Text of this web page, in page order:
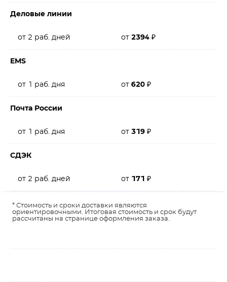
Деловые линии
от 2 раб. дней от 2394 ₽
EMS
от 1 раб. дня от 620 ₽
Почта России
от 1 раб. дня от 319 ₽
СДЭК
от 2 раб. дней от 171 ₽
* Стоимость и сроки доставки являются
ориентировочными. Итоговая стоимость и срок будут
рассчитаны на странице оформления заказа.